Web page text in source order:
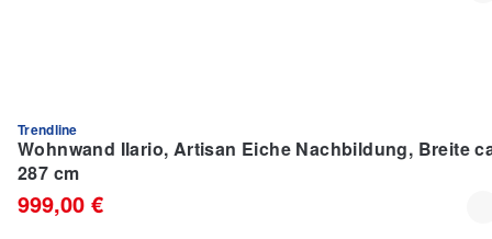
Trendline
Wohnwand Ilario, Artisan Eiche Nachbildung, Breite
287 cm
999,00 €